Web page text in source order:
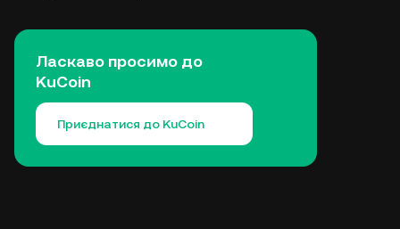
Ласкаво просимо до
KuCoin
Приєднатися до KuCoin